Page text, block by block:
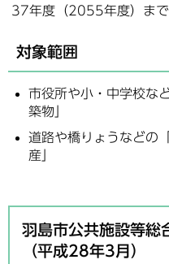
37年度（2055年度）ま
対象範囲
市役所や小・中学校な
築物」
道路や橋りょうなどの
産」
羽島市公共施設等総
（平成28年3月）